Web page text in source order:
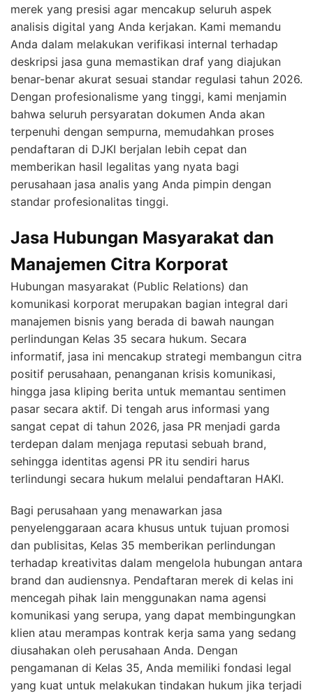
merek yang presisi agar mencakup seluruh aspek
analisis digital yang Anda kerjakan. Kami memandu
Anda dalam melakukan verifikasi internal terhadap
deskripsi jasa guna memastikan draf yang diajukan
benar-benar akurat sesuai standar regulasi tahun 2026.
Dengan profesionalisme yang tinggi, kami menjamin
bahwa seluruh persyaratan dokumen Anda akan
terpenuhi dengan sempurna, memudahkan proses
pendaftaran di DJKI berjalan lebih cepat dan
memberikan hasil legalitas yang nyata bagi
perusahaan jasa analis yang Anda pimpin dengan
standar profesionalitas tinggi.
Jasa Hubungan Masyarakat dan
Manajemen Citra Korporat
Hubungan masyarakat (Public Relations) dan
komunikasi korporat merupakan bagian integral dari
manajemen bisnis yang berada di bawah naungan
perlindungan Kelas 35 secara hukum. Secara
informatif, jasa ini mencakup strategi membangun citra
positif perusahaan, penanganan krisis komunikasi,
hingga jasa kliping berita untuk memantau sentimen
pasar secara aktif. Di tengah arus informasi yang
sangat cepat di tahun 2026, jasa PR menjadi garda
terdepan dalam menjaga reputasi sebuah brand,
sehingga identitas agensi PR itu sendiri harus
terlindungi secara hukum melalui pendaftaran HAKI.
Bagi perusahaan yang menawarkan jasa
penyelenggaraan acara khusus untuk tujuan promosi
dan publisitas, Kelas 35 memberikan perlindungan
terhadap kreativitas dalam mengelola hubungan antara
brand dan audiensnya. Pendaftaran merek di kelas ini
mencegah pihak lain menggunakan nama agensi
komunikasi yang serupa, yang dapat membingungkan
klien atau merampas kontrak kerja sama yang sedang
diusahakan oleh perusahaan Anda. Dengan
pengamanan di Kelas 35, Anda memiliki fondasi legal
yang kuat untuk melakukan tindakan hukum jika terjadi